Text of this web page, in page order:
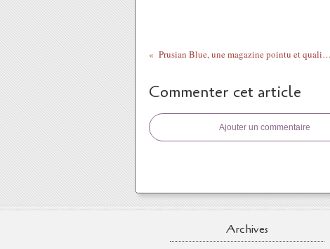
Prusian Blue, une magazine pointu et qualitatif
Commenter cet article
Ajouter un commentaire
Archives